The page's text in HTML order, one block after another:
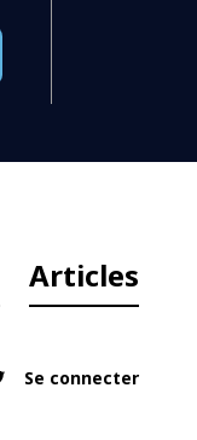
Articles
Se connecter